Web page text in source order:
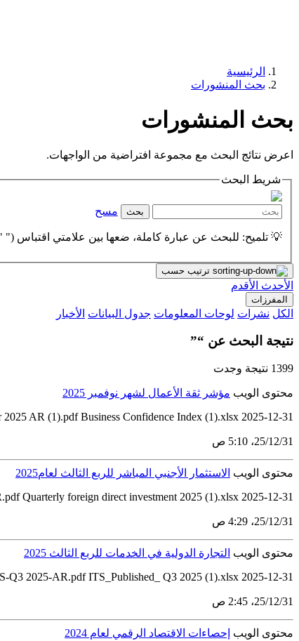
الرئيسية
بحث المنشورات
بحث المنشورات
اعرض نتائج البحث مع مجموعة افتراضية من الواجهات.
شريط البحث
بحث مسح
💡 تلميح: للبحث عن عبارة كاملة، ضعها بين علامتي اقتباس ("
ترتيب حسب
الأحدث الأقدم
المفرزات
الكل نشرات لوحات المعلومات جدول البيانات الأخبار
نتيجة البحث عن “”
1399 نتيجة وجدت
محتوى الويب مؤشر ثقة الأعمال لشهر نوفمبر 2025
2025-12-31 Business Confidence Index for November 2025 AR (1).pdf Business Confidence Index (1).xlsx
31‏/12‏/25، 5:10 ص
محتوى الويب الاستثمار الأجنبي المباشر للربع الثالث لعام2025
2025-12-31 Foreign Direct Investment, Quarter 3 - 2025 AR.pdf Quarterly foreign direct investment 2025 (1).xlsx
31‏/12‏/25، 4:29 ص
محتوى الويب التجارة الدولية في الخدمات للربع الثالث 2025
2025-12-31 ITS-Q3 2025-AR.pdf ITS_Published_ Q3 2025 (1).xlsx
31‏/12‏/25، 2:45 ص
محتوى الويب إحصاءات الاقتصاد الرقمي لعام 2024